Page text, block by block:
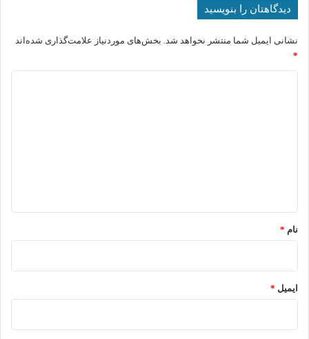
دیدگاهتان را بنویسید
نشانی ایمیل شما منتشر نخواهد شد. بخش‌های موردنیاز علامت‌گذاری شده‌اند
*
نام *
ایمیل *